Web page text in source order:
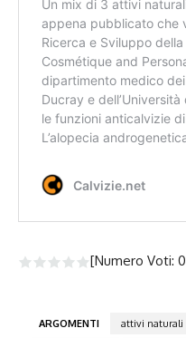
[Numero Voti: 0
ARGOMENTI attivi naturali